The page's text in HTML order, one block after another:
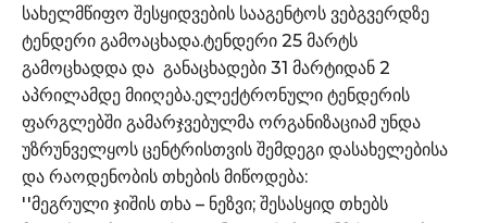
სახელმწიფო შესყიდვების სააგენტოს ვებგვერდზე
ტენდერი გამოაცხადა.ტენდერი 25 მარტს
გამოცხადდა და განაცხადები 31 მარტიდან 2
აპრილამდე მიიღება.ელექტრონული ტენდერის
ფარგლებში გამარჯვებულმა ორგანიზაციამ უნდა
უზრუნველყოს ცენტრისთვის შემდეგი დასახელებისა
და რაოდენობის თხების მიწოდება:
''მეგრული ჯიშის თხა – ნეზვი; შესასყიდ თხებს